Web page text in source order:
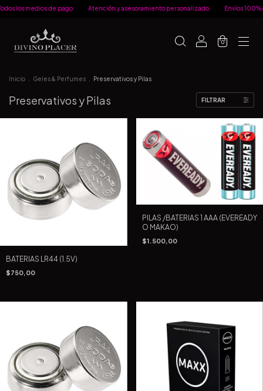
los medios de pago Atención y asesoramiento personalizado Envíos 100%
0
Inicio Geles & Perfumes Preservativos y Pilas
Preservativos y Pilas FILTRAR
BATERIAS LR44 (1.5V)
$750,00
PILAS /BATERIAS 1 AAA (EVEREADY
O MAKAO)
$1.500,00